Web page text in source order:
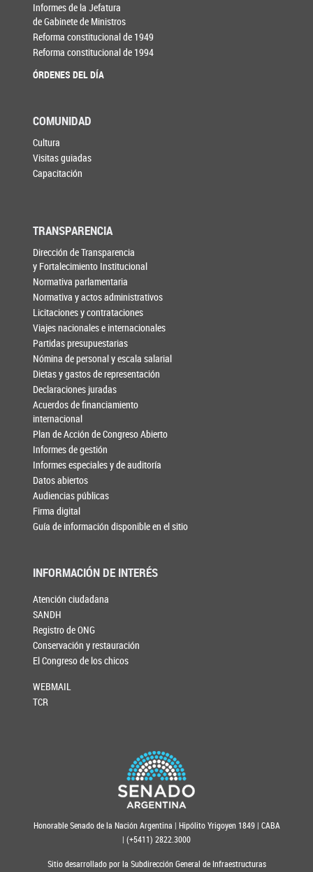
Informes de la Jefatura
de Gabinete de Ministros
Reforma constitucional de 1949
Reforma constitucional de 1994
ÓRDENES DEL DÍA
COMUNIDAD
Cultura
Visitas guiadas
Capacitación
TRANSPARENCIA
Dirección de Transparencia
y Fortalecimiento Institucional
Normativa parlamentaria
Normativa y actos administrativos
Licitaciones y contrataciones
Viajes nacionales e internacionales
Partidas presupuestarias
Nómina de personal y escala salarial
Dietas y gastos de representación
Declaraciones juradas
Acuerdos de financiamiento
internacional
Plan de Acción de Congreso Abierto
Informes de gestión
Informes especiales y de auditoría
Datos abiertos
Audiencias públicas
Firma digital
Guía de información disponible en el sitio
INFORMACIÓN DE INTERÉS
Atención ciudadana
SANDH
Registro de ONG
Conservación y restauración
El Congreso de los chicos
WEBMAIL
TCR
Honorable Senado de la Nación Argentina | Hipólito Yrigoyen 1849 | CABA
| (+5411) 2822.3000
Sitio desarrollado por la Subdirección General de Infraestructuras